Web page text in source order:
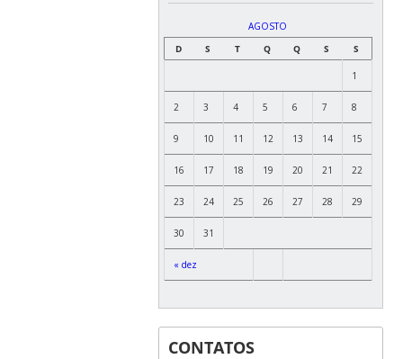
AGOSTO
D
S T Q Q S S
« dez
1
2 3 4 5 6 7 8
9 10 11 12 13 14 15
16 17 18 19 20 21 22
23 24 25 26 27 28 29
30 31
CONTATOS